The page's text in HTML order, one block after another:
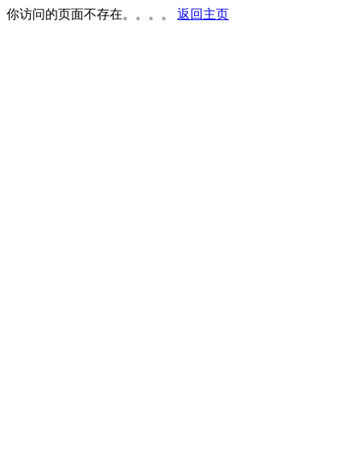
你访问的页面不存在。。。。 返回主页